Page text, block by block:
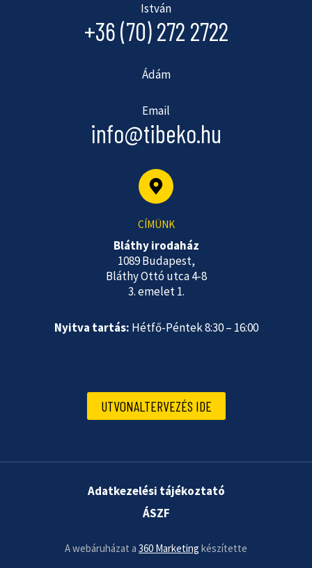
István
+36 (70) 272 2722
Ádám
Email
info@tibeko.hu
CÍMÜNK
Bláthy irodaház
1089 Budapest,
Bláthy Ottó utca 4-8
3. emelet 1.
Nyitva tartás: Hétfő-Péntek 8:30 – 16:00
UTVONALTERVEZÉS IDE
Adatkezelési tájékoztató
ÁSZF
A webáruházat a 360 Marketing készítette